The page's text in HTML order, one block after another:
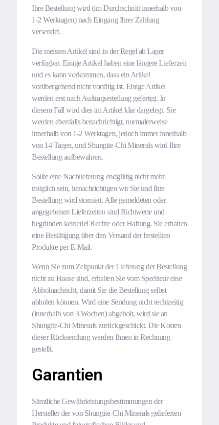
Ihre Bestellung wird (im Durchschnitt innerhalb von
1-2 Werktagen) nach Eingang Ihrer Zahlung
versendet.
Die meisten Artikel sind in der Regel ab Lager
verfügbar. Einige Artikel haben eine längere Lieferzeit
und es kann vorkommen, dass ein Artikel
vorübergehend nicht vorrätig ist. Einige Artikel
werden erst nach Auftragserteilung gefertigt. In
diesem Fall wird dies im Artikel klar dargelegt. Sie
werden ebenfalls benachrichtigt, normalerweise
innerhalb von 1-2 Werktagen, jedoch immer innerhalb
von 14 Tagen, und Shungite-Chi Minerals wird Ihre
Bestellung aufbewahren.
Sollte eine Nachlieferung endgültig nicht mehr
möglich sein, benachrichtigen wir Sie und Ihre
Bestellung wird storniert. Alle gemeldeten oder
angegebenen Lieferzeiten sind Richtwerte und
begründen keinerlei Rechte oder Haftung. Sie erhalten
eine Bestätigung über den Versand der bestellten
Produkte per E-Mail.
Wenn Sie zum Zeitpunkt der Lieferung der Bestellung
nicht zu Hause sind, erhalten Sie vom Spediteur eine
Abholnachricht, damit Sie die Bestellung selbst
abholen können. Wird eine Sendung nicht rechtzeitig
(innerhalb von 3 Wochen) abgeholt, wird sie an
Shungite-Chi Minerals zurückgeschickt. Die Kosten
dieser Rücksendung werden Ihnen in Rechnung
gestellt.
Garantien
Sämtliche Gewährleistungsbestimmungen der
Hersteller der von Shungite-Chi Minerals gelieferten